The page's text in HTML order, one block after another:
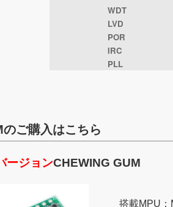
WDT
LVD
POR
IRC
PLL
ご購入はこちら
ージョンCHEWING GUM
搭載MPU